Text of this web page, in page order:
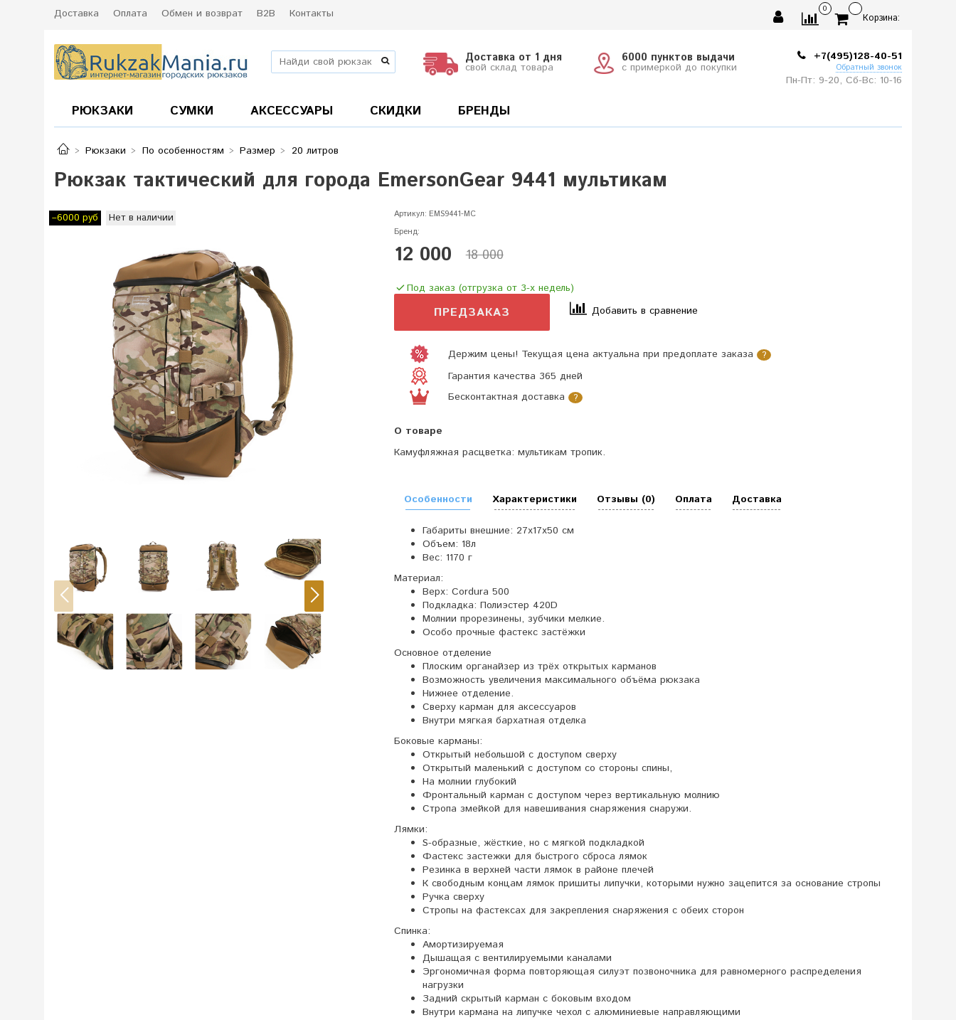
Доставка Оплата Обмен и возврат B2B Контакты 0
Корзина:
Доставка от 1 дня
свой склад товара
6000 пунктов выдачи
с примеркой до покупки
+7(495)128-40-51
Обратный звонок
Пн-Пт: 9-20, Сб-Вс: 10-16
РЮКЗАКИ СУМКИ АКСЕССУАРЫ СКИДКИ БРЕНДЫ
Рюкзаки По особенностям Размер 20 литров
Рюкзак тактический для города EmersonGear 9441 мультикам
–6000 руб Нет в наличии Артикул: EMS9441-MC
Бренд:
12 000 18 000
Под заказ (отгрузка от 3-х недель)
ПРЕДЗАКАЗ Добавить в сравнение
Держим цены! Текущая цена актуальна при предоплате заказа ?
Гарантия качества 365 дней
Бесконтактная доставка
?
О товаре
Камуфляжная расцветка: мультикам тропик.
Особенности
Габариты внешние: 27х17х50 см
Объем: 18л
Вес: 1170 г
Материал:
Верх: Cordura 500
Подкладка: Полиэстер 420D
Молнии прорезинены, зубчики мелкие.
Особо прочные фастекс застёжки
Основное отделение
Плоским органайзер из трёх открытых карманов
Возможность увеличения максимального объёма рюкзака
Нижнее отделение.
Сверху карман для аксессуаров
Внутри мягкая бархатная отделка
Боковые карманы:
Открытый небольшой с доступом сверху
Открытый маленький с доступом со стороны спины,
На молнии глубокий
Фронтальный карман с доступом через вертикальную молнию
Стропа змейкой для навешивания снаряжения снаружи.
Лямки:
S-образные, жёсткие, но с мягкой подкладкой
Фастекс застежки для быстрого сброса лямок
Резинка в верхней части лямок в районе плечей
К свободным концам лямок пришиты липучки, которыми нужно зацепится за основание стропы
Ручка сверху
Стропы на фастексах для закрепления снаряжения с обеих сторон
Спинка:
Амортизируемая
Дышащая с вентилируемыми каналами
Эргономичная форма повторяющая силуэт позвоночника для равномерного распределения
нагрузки
Задний скрытый карман с боковым входом
Внутри кармана на липучке чехол с алюминиевые направляющими
Характеристики Отзывы (0) Оплата Доставка